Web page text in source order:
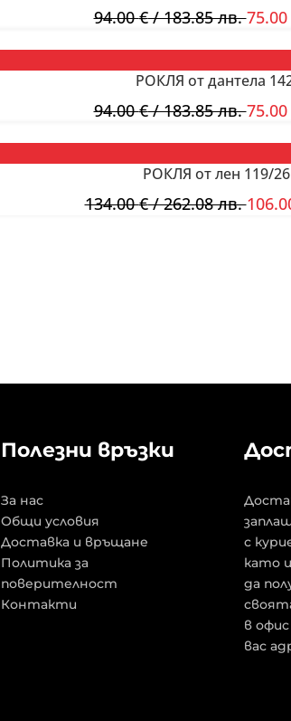
94.00€/ 183.85 лв.75.00
РОКЛЯ от дантела
94.00€/ 183.85 лв.75.00
РОКЛЯ от лен 119/
134.00€/ 262.08 лв.
Полезни връзки
За нас
Общи условия
Доставка и връщане
Политика за
поверителност
Контакти
с
като
да
в
вас